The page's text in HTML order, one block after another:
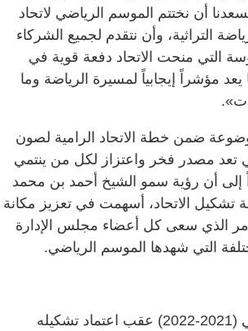
أن نختتم الموسم الرياضي لاتحاد
التراثية، وأن نتقدم لجميع الشركاء
التي منحت الاتحاد دفعة قوية في
مؤشراً إيجابياً لمسيرة الرياضة وما
ضمن خطة الاتحاد الرامية لصون
تعد مصدر فخر واعتزاز لكل من ينتمي
إلى أن رؤية سمو الشيخ أحمد بن محمد
تشكيل الاتحاد، أسهمت في تعزيز مكانة
الذي سعى كل أعضاء مجلس الإدارة
التي شهدها الموسم الرياضي.
استهل اتحاد الإمارات للصقور الموسم الرياضي (2021-2022) عقب اعتماد تشكيله